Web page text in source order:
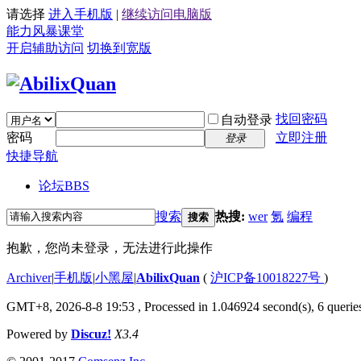
请选择 进入手机版 | 继续访问电脑版
能力风暴课堂
开启辅助访问 切换到宽版
自动登录 找回密码
密码
登录
立即注册
快捷导航
论坛BBS
搜索 搜索 热搜: wer 氪 编程
抱歉，您尚未登录，无法进行此操作
Archiver|手机版|小黑屋|AbilixQuan ( 沪ICP备10018227号 )
GMT+8, 2026-8-8 19:53 , Processed in 1.046924 second(s), 6
Powered by Discuz! X3.4